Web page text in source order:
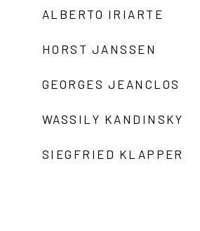
ALBERTO IRIARTE
HORST JANSSEN
GEORGES JEANCLOS
WASSILY KANDINSKY
SIEGFRIED KLAPPER